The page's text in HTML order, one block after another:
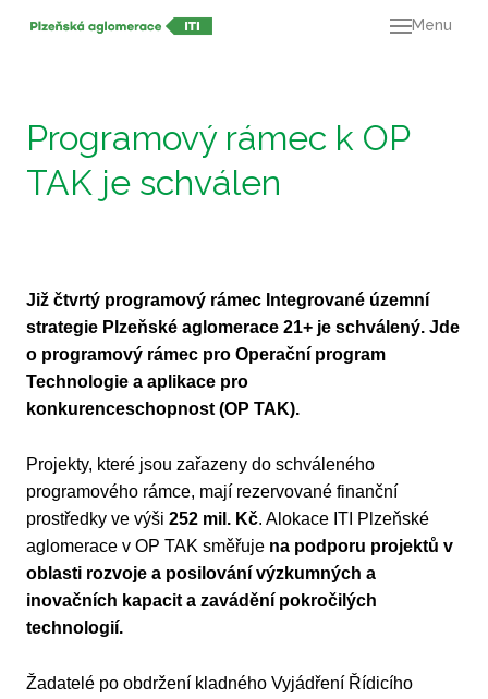
Menu
Programový rámec k OP
TAK je schválen
Již čtvrtý programový rámec Integrované územní
strategie Plzeňské aglomerace 21+ je schválený. Jde
o programový rámec pro Operační program
Technologie a aplikace pro
konkurenceschopnost (OP TAK).
Projekty, které jsou zařazeny do schváleného
programového rámce, mají rezervované finanční
prostředky ve výši 252 mil. Kč. Alokace ITI Plzeňské
aglomerace v OP TAK směřuje na podporu projektů v
oblasti rozvoje a posilování výzkumných a
inovačních kapacit a zavádění pokročilých
technologií.
Žadatelé po obdržení kladného Vyjádření Řídicího